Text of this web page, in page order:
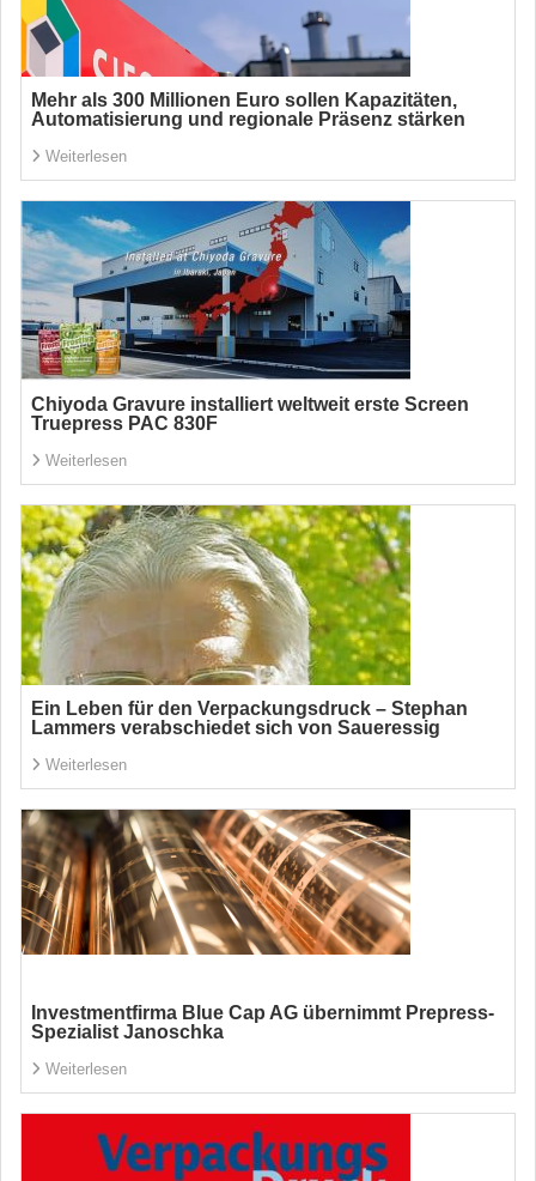
Mehr als 300 Millionen Euro sollen Kapazitäten,
Automatisierung und regionale Präsenz stärken
Weiterlesen
Chiyoda Gravure installiert weltweit erste Screen
Truepress PAC 830F
Weiterlesen
Ein Leben für den Verpackungsdruck – Stephan
Lammers verabschiedet sich von Saueressig
Weiterlesen
Investmentfirma Blue Cap AG übernimmt Prepress-
Spezialist Janoschka
Weiterlesen